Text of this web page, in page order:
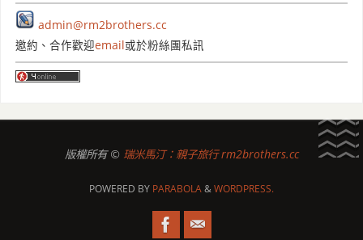
admin@rm2brothers.cc
邀約、合作歡迎email或於粉絲團私訊
版權所有 © 瑞米馬汀：親子旅行 rm2brothers.cc
POWERED BY PARABOLA&WORDPRESS.